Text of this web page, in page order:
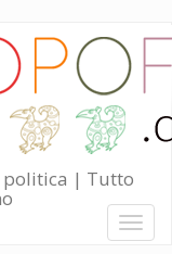
politica | Tutto
Toggle